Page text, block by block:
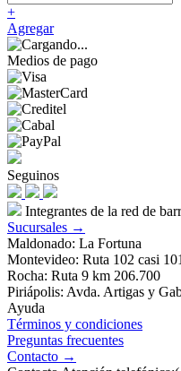
+
Agregar
Medios de pago
Seguinos
Integrantes de la red de
Sucursales →
Maldonado: La Fortuna
Montevideo: Ruta 102 casi
Rocha: Ruta 9 km 206.700
Piriápolis: Avda. Artigas y
Ayuda
Términos y condiciones
Preguntas frecuentes
Contacto →